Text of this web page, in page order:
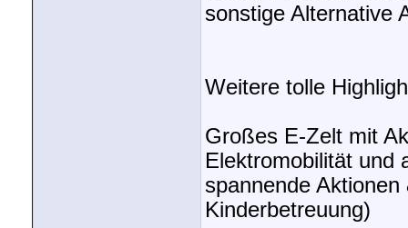
sonstige Alternative
Weitere tolle
Großes E-Zelt mit
Elektromobilität und
spannende
Kinderbetreuung)